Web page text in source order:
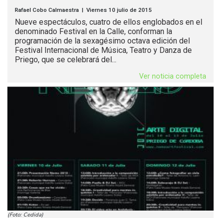
Rafael Cobo Calmaestra | Viernes 10 julio de 2015
Nueve espectáculos, cuatro de ellos englobados en el
denominado Festival en la Calle, conforman la
programación de la sexagésimo octava edición del
Festival Internacional de Música, Teatro y Danza de
Priego, que se celebrará del...
Ver noticia completa
(Foto: Cedida)